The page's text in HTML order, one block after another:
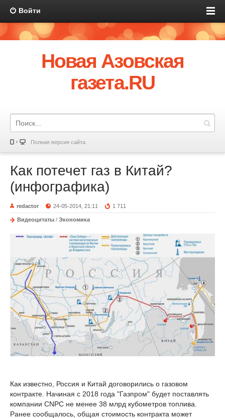
Войти
Новая Азовская
газета.RU
Полная версия сайта
Как потечет газ в Китай?
(инфографика)
redactor 24-05-2014, 21:11 1 711
Видеоцитаты / Экономика
Как известно, Россия и Китай договорились о газовом
контракте. Начиная с 2018 года "Газпром" будет поставлять
компании CNPC не менее 38 млрд кубометров топлива.
Ранее сообщалось, общая стоимость контракта может